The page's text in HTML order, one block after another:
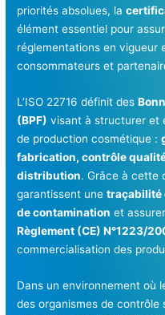
priorités absolues, la
élément essentiel pour
réglementations en vigueur
consommateurs et
L’ISO 22716 définit des
(BPF) visant à structurer et
de production cosmétique :
fabrication, contrôle
distribution. Grâce à cette
garantissent unetraçabilité
de contamination et
Règlement (CE) N°1223/
commercialisation des
Dans un environnement où
des organismes de contrôle